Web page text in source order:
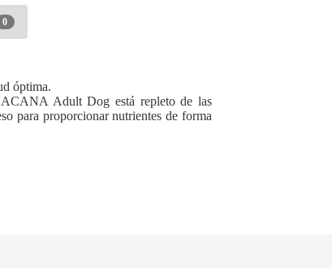
0
óptima.
Adult Dog está repleto de las
para proporcionar nutrientes de forma